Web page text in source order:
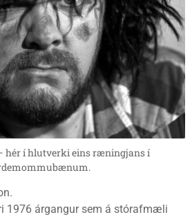
hér í hlutverki eins ræningjans í
1976 árgangur sem á stórafmæli